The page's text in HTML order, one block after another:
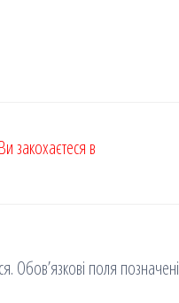
закохаєтеся в
Обов’язкові поля позначені